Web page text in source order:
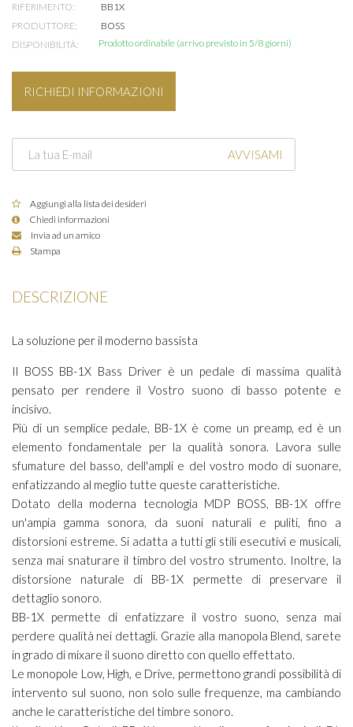
RIFERIMENTO:
BB1X
PRODUTTORE:
BOSS
DISPONIBILITÀ:
Prodotto ordinabile (arrivo previsto in 5/8 giorni)
RICHIEDI INFORMAZIONI
AVVISAMI
Aggiungi alla lista dei desideri
Chiedi informazioni
Invia ad un amico
Stampa
DESCRIZIONE
La soluzione per il moderno bassista
Il BOSS BB-1X Bass Driver è un pedale di massima qualità
pensato per rendere il Vostro suono di basso potente e
incisivo.
Più di un semplice pedale, BB-1X è come un preamp, ed è un
elemento fondamentale per la qualità sonora. Lavora sulle
sfumature del basso, dell'ampli e del vostro modo di suonare,
enfatizzando al meglio tutte queste caratteristiche.
Dotato della moderna tecnologia MDP BOSS, BB-1X offre
un'ampia gamma sonora, da suoni naturali e puliti, fino a
distorsioni estreme. Si adatta a tutti gli stili esecutivi e musicali,
senza mai snaturare il timbro del vostro strumento. Inoltre, la
distorsione naturale di BB-1X permette di preservare il
dettaglio sonoro.
BB-1X permette di enfatizzare il vostro suono, senza mai
perdere qualità nei dettagli. Grazie alla manopola Blend, sarete
in grado di mixare il suono diretto con quello effettato.
Le monopole Low, High, e Drive, permettono grandi possibilità di
intervento sul suono, non solo sulle frequenze, ma cambiando
anche le caratteristiche del timbre sonoro.